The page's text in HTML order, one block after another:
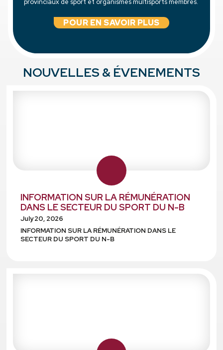
POUR EN SAVOIR PLUS
NOUVELLES & ÉVENEMENTS
INFORMATION SUR LA RÉMUNÉRATION
DANS LE SECTEUR DU SPORT DU N-B
July 20, 2026
INFORMATION SUR LA RÉMUNÉRATION DANS LE
SECTEUR DU SPORT DU N-B